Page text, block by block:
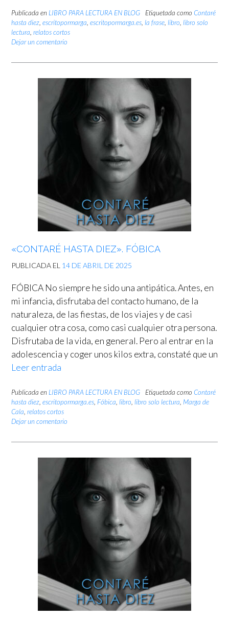
Publicada en LIBRO PARA LECTURA EN BLOG Etiquetada como Contaré
hasta diez escritopormarga escritopormarga.es la frase libro libro solo
lectura relatos cortos
Dejar un comentario
«CONTARÉ HASTA DIEZ». FÓBICA
PUBLICADA EL 14 DE ABRIL DE 2025
FÓBICA No siempre he sido una antipática. Antes, en
mi infancia, disfrutaba del contacto humano, de la
naturaleza, de las fiestas, de los viajes y de casi
cualquier otra cosa, como casi cualquier otra persona.
Disfrutaba de la vida, en general. Pero al entrar en la
adolescencia y coger unos kilos extra, constaté que un
Leer entrada
Publicada en LIBRO PARA LECTURA EN BLOG Etiquetada como Contaré
hasta diez, escritopormarga.es, Fóbica, libro, libro solo lectura, Marga de
Cala, relatos cortos
Dejar un comentario